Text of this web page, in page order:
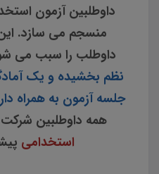
داوطلبین آزمون
منسجم می سازد.
داوطلب را سبب می
نظم بخشیده و یک
جلسه آزمون به همراه
همه داوطلبین
استخدامی